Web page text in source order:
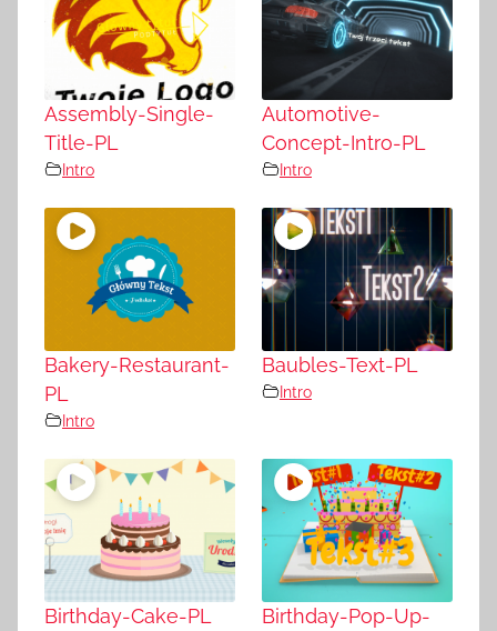
Assembly-Single-
Title-PL
Intro
Automotive-
Concept-Intro-PL
Intro
Bakery-Restaurant-
PL
Intro
Baubles-Text-PL
Intro
Birthday-Cake-PL
Birthday-Pop-Up-